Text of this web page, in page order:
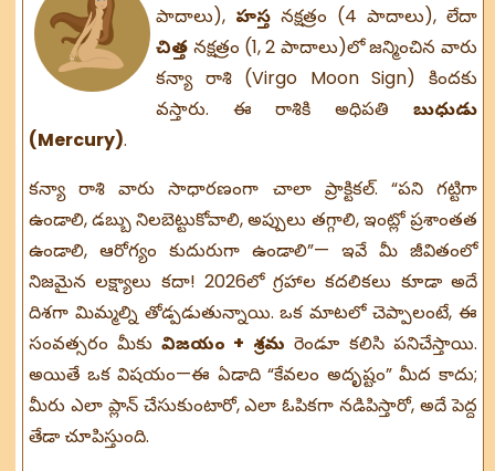
పాదాలు), హస్త నక్షత్రం (4 పాదాలు), లేదా
చిత్త నక్షత్రం (1, 2 పాదాలు)లో జన్మించిన వారు
కన్యా రాశి (Virgo Moon Sign) కిందకు
వస్తారు. ఈ రాశికి అధిపతి బుధుడు
(Mercury).
కన్యా రాశి వారు సాధారణంగా చాలా ప్రాక్టికల్. “పని గట్టిగా
ఉండాలి, డబ్బు నిలబెట్టుకోవాలి, అప్పులు తగ్గాలి, ఇంట్లో ప్రశాంతత
ఉండాలి, ఆరోగ్యం కుదురుగా ఉండాలి”— ఇవే మీ జీవితంలో
నిజమైన లక్ష్యాలు కదా! 2026లో గ్రహాల కదలికలు కూడా అదే
దిశగా మిమ్మల్ని తోడ్పడుతున్నాయి. ఒక మాటలో చెప్పాలంటే, ఈ
సంవత్సరం మీకువిజయం + శ్రమ రెండూ కలిసి పనిచేస్తాయి.
అయితే ఒక విషయం—ఈ ఏడాది “కేవలం అదృష్టం” మీద కాదు;
మీరు ఎలా ప్లాన్ చేసుకుంటారో, ఎలా ఓపికగా నడిపిస్తారో, అదే పెద్ద
తేడా చూపిస్తుంది.